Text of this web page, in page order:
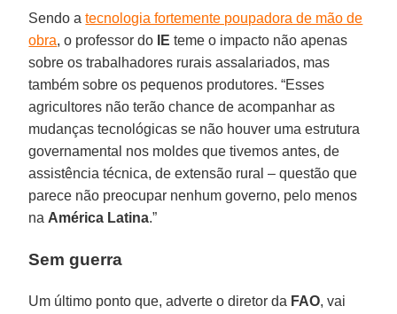
Sendo atecnologia fortemente poupadora de mão de
obra, o professor do IE teme o impacto não apenas
sobre os trabalhadores rurais assalariados, mas
também sobre os pequenos produtores. “Esses
agricultores não terão chance de acompanhar as
mudanças tecnológicas se não houver uma estrutura
governamental nos moldes que tivemos antes, de
assistência técnica, de extensão rural – questão que
parece não preocupar nenhum governo, pelo menos
na América Latina.”
Sem guerra
Um último ponto que, adverte o diretor da FAO, vai